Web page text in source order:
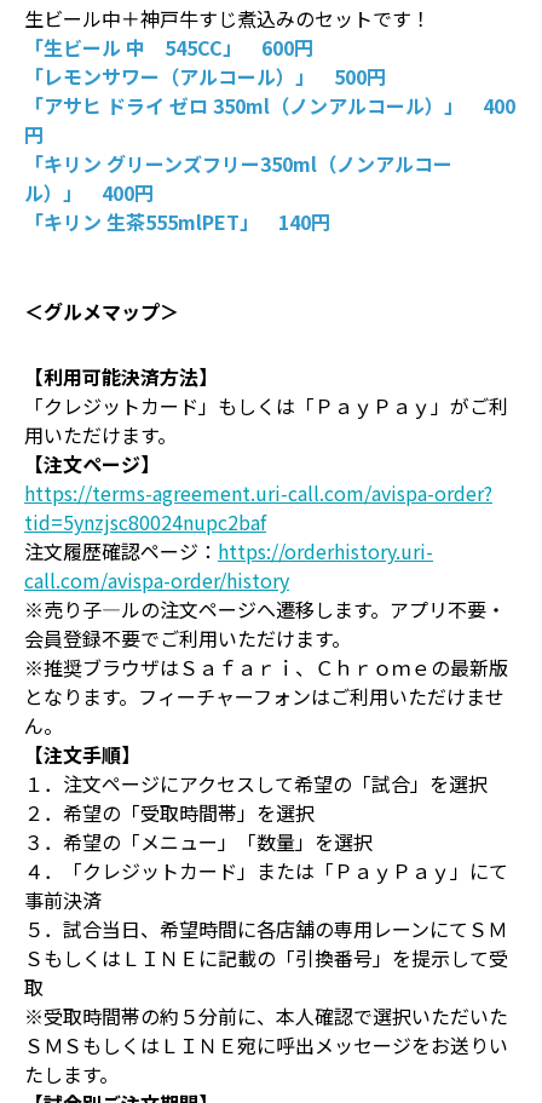
生ビール中＋神戸牛すじ煮込みのセットです！
「生ビール 中 545CC」 600円
「レモンサワー（アルコール）」 500円
「アサヒ ドライ ゼロ 350ml（ノンアルコール）」 400
円
「キリン グリーンズフリー350ml（ノンアルコー
ル）」 400円
「キリン 生茶555mlPET」 140円
＜グルメマップ＞
【利用可能決済方法】
「クレジットカード」もしくは「ＰａｙＰａｙ」がご利
用いただけます。
【注文ページ】
https://terms-agreement.uri-call.com/avispa-order?
tid=5ynzjsc80024nupc2baf
注文履歴確認ページ： https://orderhistory.uri-
call.com/avispa-order/history
※売り子―ルの注文ページへ遷移します。アプリ不要・
会員登録不要でご利用いただけます。
※推奨ブラウザはＳａｆａｒｉ、Ｃｈｒｏｍｅの最新版
となります。フィーチャーフォンはご利用いただけませ
ん。
【注文手順】
１．注文ページにアクセスして希望の「試合」を選択
２．希望の「受取時間帯」を選択
３．希望の「メニュー」「数量」を選択
４．「クレジットカード」または「ＰａｙＰａｙ」にて
事前決済
５．試合当日、希望時間に各店舗の専用レーンにてＳＭ
ＳもしくはＬＩＮＥに記載の「引換番号」を提示して受
取
※受取時間帯の約５分前に、本人確認で選択いただいた
ＳＭＳもしくはＬＩＮＥ宛に呼出メッセージをお送りい
たします。